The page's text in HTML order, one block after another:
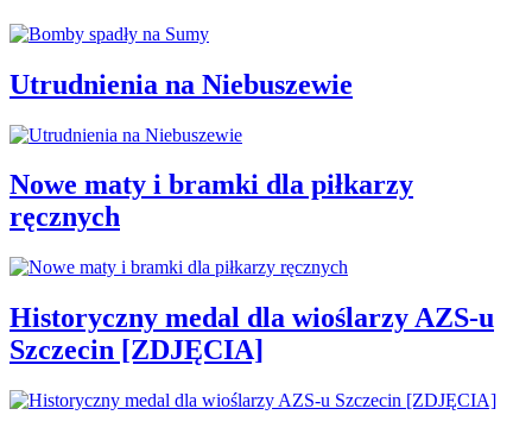
Utrudnienia na Niebuszewie
Nowe maty i bramki dla piłkarzy
ręcznych
Historyczny medal dla wioślarzy AZS-u
Szczecin [ZDJĘCIA]